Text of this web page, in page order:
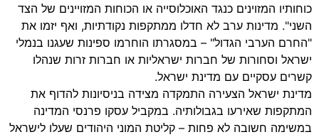
כוחותיו המזוינים כנגד האוכלוסייה או הכוחות המזויינים של הצד
השני". מדינות ערב לא חדלו ממתקפות נקודתיות, ואף יזמו את
"החרם הערבי הגדול" – במסגרתו הוחרמו ספינות שעגנו בנמלי
ישראל וסחורות של חברות ישראליות או חברות זרות שנהלו
קשרים עסקיים עם מדינת ישראל.
מדינת ישראל הצעירה התמקדה מצידה בניסיונות להדוף את
המתקפות שאירעו בגבולותיה. במקביל עסקו פרנסי המדינה
במשימה חשובה לא פחות – קליטת המוני היהודים שעלו לישראל